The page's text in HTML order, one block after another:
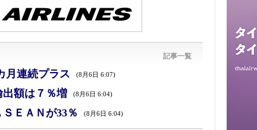
記事一覧
月連続プラス (8月6日 6:07)
額は７％増 (8月6日 6:04)
ＥＡＮが33％ (8月6日 6:04)